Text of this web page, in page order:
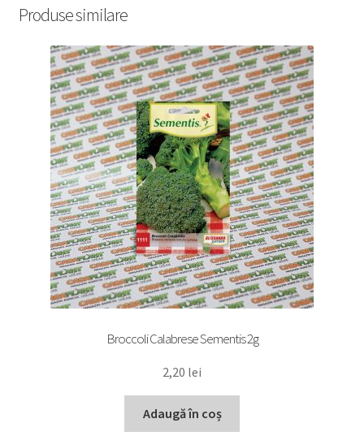
Produse similare
Broccoli Calabrese Sementis 2g
2,20 lei
Adaugă în coș